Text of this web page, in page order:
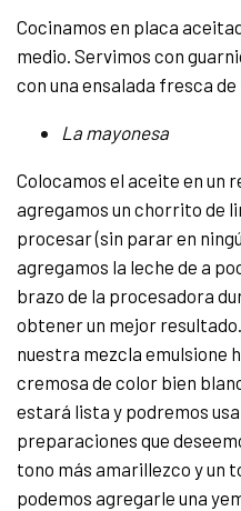
Cocinamos en placa
medio. Servimos con
con una ensalada fresca
La mayonesa
Colocamos el aceite en un
agregamos un chorrito de
procesar (sin parar en
agregamos la leche de a
brazo de la procesadora
obtener un mejor
nuestra mezcla emulsione
cremosa de color bien
estará lista y podremos
preparaciones que
tono más amarillezco y un
podemos agregarle una